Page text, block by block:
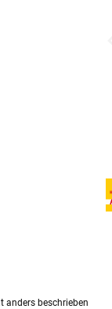
anders beschrieben